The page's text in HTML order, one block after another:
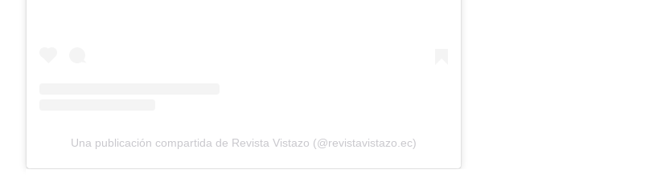
Una publicación compartida de Revista Vistazo (@revistavistazo.ec)